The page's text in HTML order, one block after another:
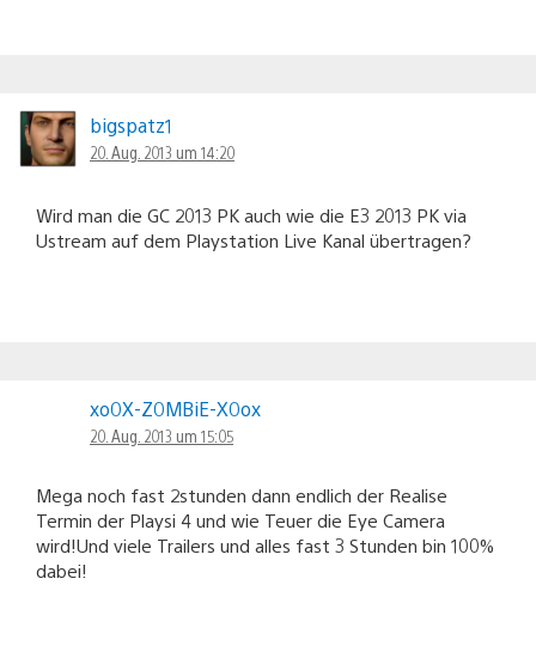
bigspatz1
20. Aug. 2013 um 14:20
Wird man die GC 2013 PK auch wie die E3 2013 PK via
Ustream auf dem Playstation Live Kanal übertragen?
xo0X-Z0MBiE-X0ox
20. Aug. 2013 um 15:05
Mega noch fast 2stunden dann endlich der Realise
Termin der Playsi 4 und wie Teuer die Eye Camera
wird!Und viele Trailers und alles fast 3 Stunden bin 100%
dabei!